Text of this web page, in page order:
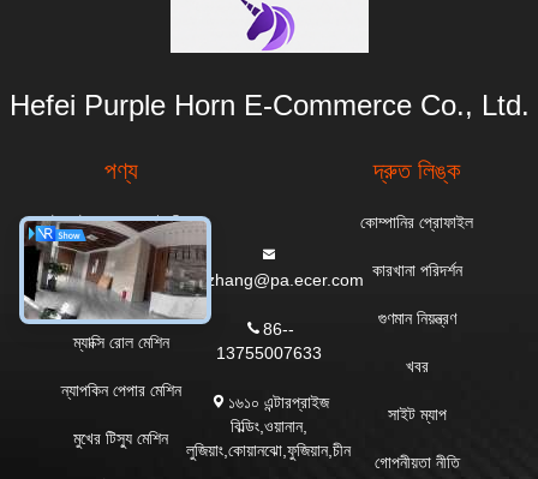
Hefei Purple Horn E-Commerce Co., Ltd.
পণ্য
টয়লেট পেপার রোল তৈরির
মেশিন
রান্নাঘরের তোয়ালে মেশিন
ম্যাক্সি রোল মেশিন
ন্যাপকিন পেপার মেশিন
মুখের টিস্যু মেশিন
everzhang@pa.ecer.com
86--
13755007633
১৬১০ এন্টারপ্রাইজ
বিল্ডিং,ওয়ানান,
লুজিয়াং,কোয়ানঝো,ফুজিয়ান,চীন
দ্রুত লিঙ্ক
কোম্পানির প্রোফাইল
কারখানা পরিদর্শন
গুণমান নিয়ন্ত্রণ
খবর
সাইট ম্যাপ
গোপনীয়তা নীতি